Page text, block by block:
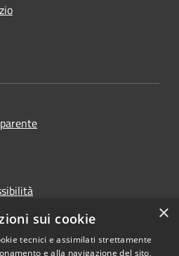
trasparente
×
sui cookie
tecnici e assimilati strettamente
e alla navigazione del sito,